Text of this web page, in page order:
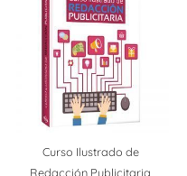
Curso Ilustrado de
Redacción Publicitaria